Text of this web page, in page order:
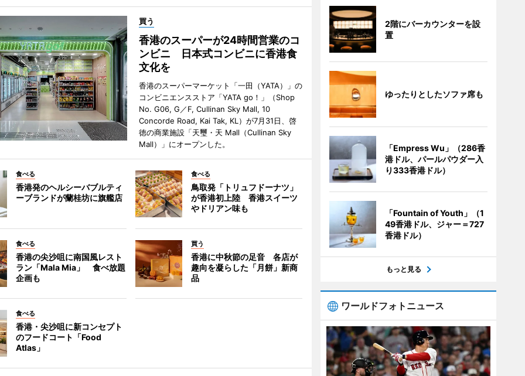
買う
香港のスーパーが24時間営業のコ
ンビニ 日本式コンビニに香港食
文化を
香港のスーパーマーケット「一田（YATA）」の
コンビニエンスストア「YATA go！」（Shop
No. G06, G／F, Cullinan Sky Mall, 10
Concorde Road, Kai Tak, KL）が7月31日、啓
徳の商業施設「天璽・天 Mall（Cullinan Sky
Mall）」にオープンした。
食べる
香港発のヘルシーバブルティ
ーブランドが蘭桂坊に旗艦店
食べる
鳥取発「トリュフドーナツ」
が香港初上陸 香港スイーツ
やドリアン味も
食べる
香港の尖沙咀に南国風レスト
ラン「Mala Mia」 食べ放題
企画も
買う
香港に中秋節の足音 各店が
趣向を凝らした「月餅」新商
品
食べる
香港・尖沙咀に新コンセプト
のフードコート「Food
Atlas」
2階にバーカウンターを設
置
ゆったりとしたソファ席も
「Empress Wu」（286香
港ドル、パールパウダー入
り333香港ドル）
「Fountain of Youth」（1
49香港ドル、ジャー＝727
香港ドル）
もっと見る
ワールドフォトニュース